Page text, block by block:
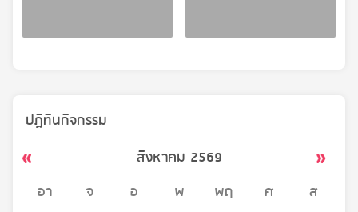
ปฏิทินกิจกรรม
สิงหาคม 2569
อา
จ อ พ พฤ ศ ส